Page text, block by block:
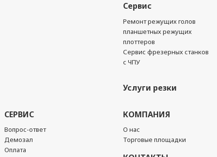
Сервис
Ремонт режущих голов
планшетных режущих
плоттеров
Сервис фрезерных станков
с ЧПУ
Услуги резки
СЕРВИС
Вопрос-ответ
Демозал
Оплата
КОМПАНИЯ
О нас
Торговые площадки